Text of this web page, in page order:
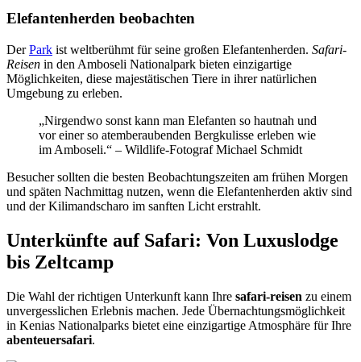
Elefantenherden beobachten
DerPark ist weltberühmt für seine großen Elefantenherden. Safari-
Reisen in den Amboseli Nationalpark bieten einzigartige
Möglichkeiten, diese majestätischen Tiere in ihrer natürlichen
Umgebung zu erleben.
„Nirgendwo sonst kann man Elefanten so hautnah und
vor einer so atemberaubenden Bergkulisse erleben wie
im Amboseli.“ – Wildlife-Fotograf Michael Schmidt
Besucher sollten die besten Beobachtungszeiten am frühen Morgen
und späten Nachmittag nutzen, wenn die Elefantenherden aktiv sind
und der Kilimandscharo im sanften Licht erstrahlt.
Unterkünfte auf Safari: Von Luxuslodge
bis Zeltcamp
Die Wahl der richtigen Unterkunft kann Ihre safari-reisen zu einem
unvergesslichen Erlebnis machen. Jede Übernachtungsmöglichkeit
in Kenias Nationalparks bietet eine einzigartige Atmosphäre für Ihre
abenteuersafari.